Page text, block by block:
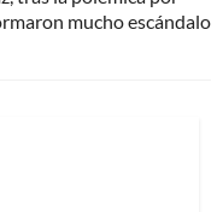
mucho escándalo